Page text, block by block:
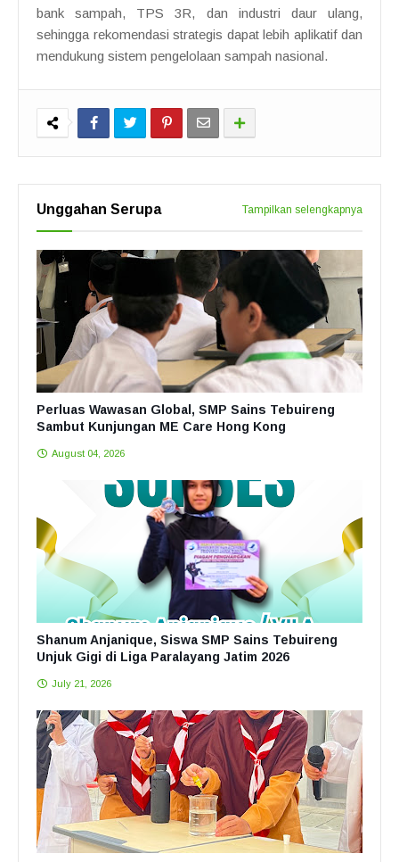
bank sampah, TPS 3R, dan industri daur ulang,
sehingga rekomendasi strategis dapat lebih aplikatif dan
mendukung sistem pengelolaan sampah nasional.
Unggahan Serupa Tampilkan selengkapnya
Perluas Wawasan Global, SMP Sains Tebuireng
Sambut Kunjungan ME Care Hong Kong
August 04, 2026
Shanum Anjanique, Siswa SMP Sains Tebuireng
Unjuk Gigi di Liga Paralayang Jatim 2026
July 21, 2026